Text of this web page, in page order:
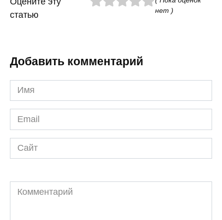
статью
нет )
Добавить комментарий
Имя
*
Email
*
Сайт
Комментарий